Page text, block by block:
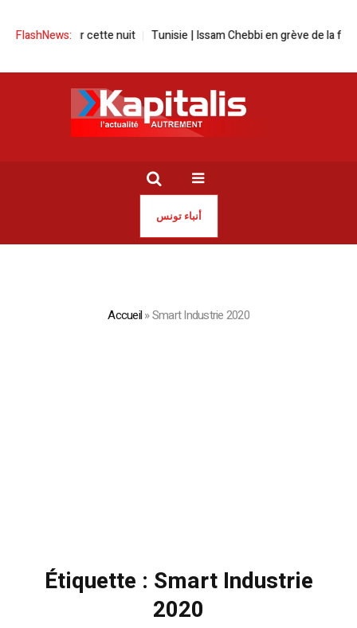
FlashNews:pour cette nuit Tunisie | Issam Chebbi en grève de la faim
أنباء تونس
Accueil»Smart Industrie 2020
Étiquette : Smart Industrie
2020